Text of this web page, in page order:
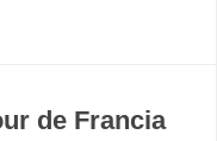
de Francia